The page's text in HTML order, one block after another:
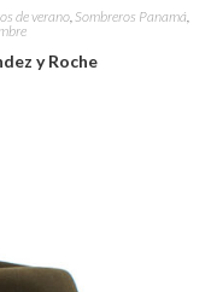
de verano, Sombreros Panamá,
y Roche